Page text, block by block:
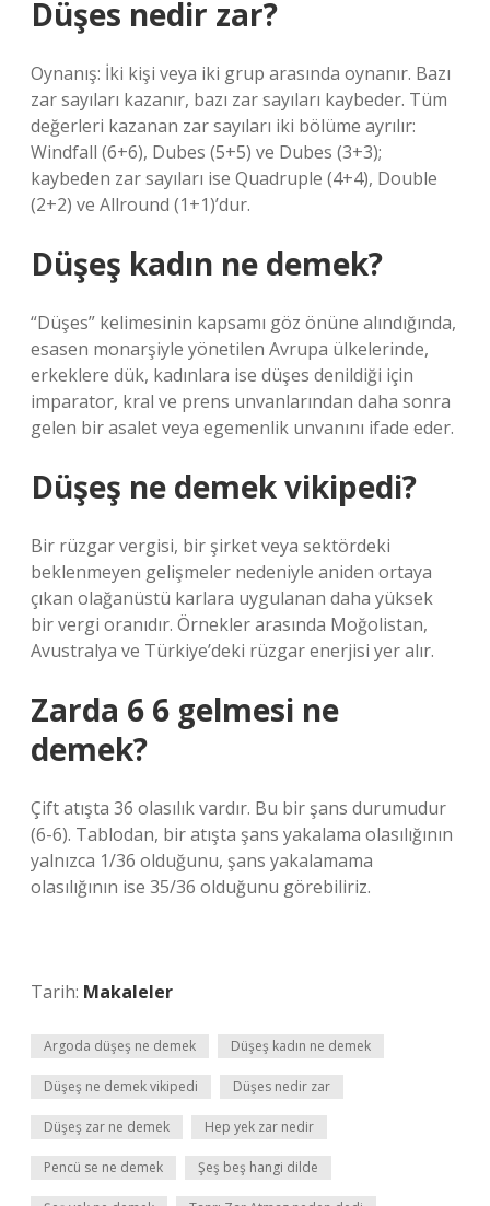
Düşes nedir zar?
Oynanış: İki kişi veya iki grup arasında oynanır. Bazı
zar sayıları kazanır, bazı zar sayıları kaybeder. Tüm
değerleri kazanan zar sayıları iki bölüme ayrılır:
Windfall (6+6), Dubes (5+5) ve Dubes (3+3);
kaybeden zar sayıları ise Quadruple (4+4), Double
(2+2) ve Allround (1+1)’dur.
Düşeş kadın ne demek?
“Düşes” kelimesinin kapsamı göz önüne alındığında,
esasen monarşiyle yönetilen Avrupa ülkelerinde,
erkeklere dük, kadınlara ise düşes denildiği için
imparator, kral ve prens unvanlarından daha sonra
gelen bir asalet veya egemenlik unvanını ifade eder.
Düşeş ne demek vikipedi?
Bir rüzgar vergisi, bir şirket veya sektördeki
beklenmeyen gelişmeler nedeniyle aniden ortaya
çıkan olağanüstü karlara uygulanan daha yüksek
bir vergi oranıdır. Örnekler arasında Moğolistan,
Avustralya ve Türkiye’deki rüzgar enerjisi yer alır.
Zarda 6 6 gelmesi ne
demek?
Çift atışta 36 olasılık vardır. Bu bir şans durumudur
(6-6). Tablodan, bir atışta şans yakalama olasılığının
yalnızca 1/36 olduğunu, şans yakalamama
olasılığının ise 35/36 olduğunu görebiliriz.
Tarih: Makaleler
Argoda düşeş ne demek Düşeş kadın ne demek
Düşeş ne demek vikipedi Düşes nedir zar
Düşeş zar ne demek Hep yek zar nedir
Pencü se ne demek Şeş beş hangi dilde